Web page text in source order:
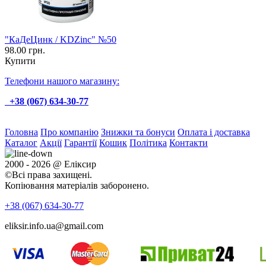
"КаДеЦинк / KDZinc" №50
98.00 грн.
Купити
Телефони нашого магазину:
+38 (067) 634-30-77
Головна Про компанію Знижки та бонуси Оплата і доставка
Каталог Акції Гарантії Кошик Політика Контакти
2000 - 2026 @ Еліксир
©Всі права захищені.
Копіювання матеріалів заборонено.
+38 (067) 634-30-77
eliksir.info.ua@gmail.com